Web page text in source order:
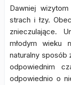
Dawniej
strach i łzy.
znieczulające.
młodym wieku
naturalny sposób
odpowiednim
odpowiednio o